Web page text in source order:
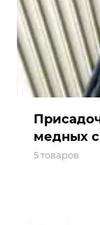
медных
5 товаров